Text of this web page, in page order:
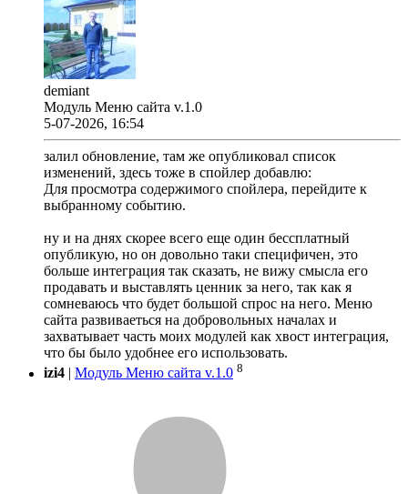
demiant
Модуль Меню сайта v.1.0
5-07-2026, 16:54
залил обновление, там же опубликовал список
изменений, здесь тоже в спойлер добавлю:
Для просмотра содержимого спойлера, перейдите к
выбранному событию.
ну и на днях скорее всего еще один бессплатный
опубликую, но он довольно таки специфичен, это
больше интеграция так сказать, не вижу смысла его
продавать и выставлять ценник за него, так как я
сомневаюсь что будет большой спрос на него. Меню
сайта развиваеться на добровольных началах и
захватывает часть моих модулей как хвост интеграция,
что бы было удобнее его использовать.
izi4
Модуль Меню сайта v.1.0 8